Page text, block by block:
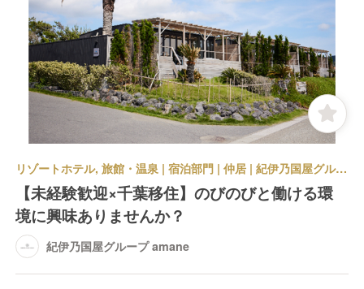
リゾートホテル, 旅館・温泉 | 宿泊部門 | 仲居 | 紀伊乃国屋グループ amane
【未経験歓迎×千葉移住】のびのびと働ける環
境に興味ありませんか？
紀伊乃国屋グループ amane